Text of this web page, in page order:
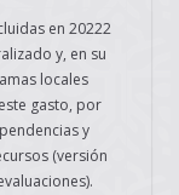
en 20222
y, en su
locales
gasto, por
y
(versión